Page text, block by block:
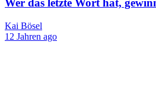
Wer das letzte Wort hat,
Kai Bösel
12 Jahren ago